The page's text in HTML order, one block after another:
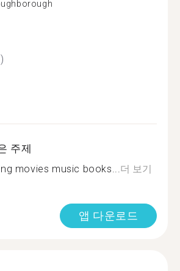
주제
movies music books...더 보기
앱 다운로드